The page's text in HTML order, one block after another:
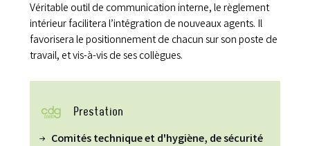
Véritable outil de communication interne, le règlement
intérieur facilitera l’intégration de nouveaux agents. Il
favorisera le positionnement de chacun sur son poste de
travail, et vis-à-vis de ses collègues.
Prestation
Comités technique et d'hygiène, de sécurité